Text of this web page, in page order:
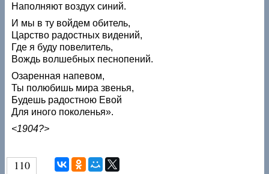
Наполняют воздух синий.
И мы в ту войдем обитель,
Царство радостных видений,
Где я буду повелитель,
Вождь волшебных песнопений.
Озаренная напевом,
Ты полюбишь мира звенья,
Будешь радостною Евой
Для иного поколенья».
<1904?>
110